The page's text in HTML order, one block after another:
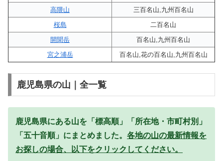
高隈山
三百名山,九州百名山
桜島
二百名山
開聞岳
百名山,九州百名山
宮之浦岳
百名山,花の百名山,九州百名山
鹿児島県の山｜全一覧
鹿児島県にある山を「標高順」「所在地・市町村別」
「五十音順」にまとめました。 各地の山の最新情報を
お探しの場合、以下をクリックしてください。